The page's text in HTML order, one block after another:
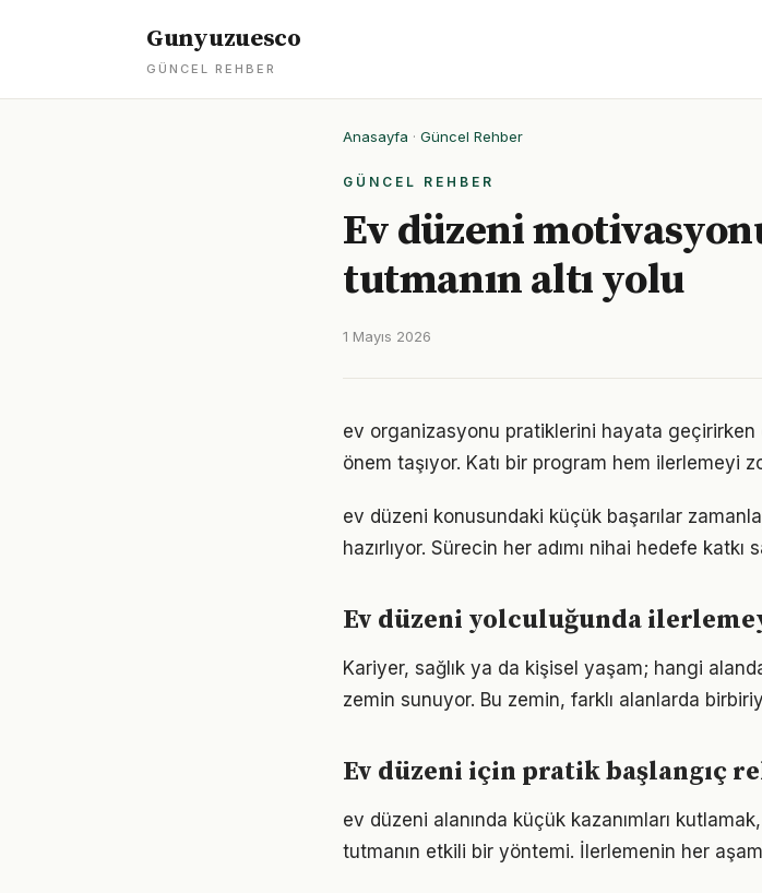
Gunyuzuesco
GÜNCEL REHBER
Anasayfa · Güncel Rehber
GÜNCEL REHBER
Ev düzeni
tutmanın altı yolu
1 Mayıs 2026
ev organizasyonu pratiklerini hayata
önem taşıyor. Katı bir program hem ilerlemeyi
ev düzeni konusundaki küçük başarılar
hazırlıyor. Sürecin her adımı nihai hedefe katkı
Ev düzeni yolculuğunda
Kariyer, sağlık ya da kişisel yaşam; hangi
zemin sunuyor. Bu zemin, farklı alanlarda
Ev düzeni için pratik başlangıç
ev düzeni alanında küçük kazanımları
tutmanın etkili bir yöntemi. İlerlemenin her